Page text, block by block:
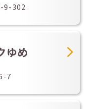
9-302
ゆめ
7